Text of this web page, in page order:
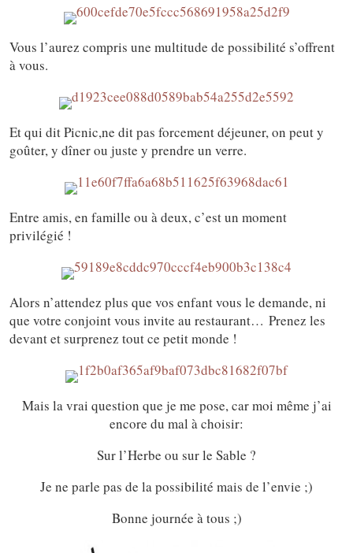
Vous l’aurez compris une multitude de possibilité s’offrent
à vous.
Et qui dit Picnic,ne dit pas forcement déjeuner, on peut y
goûter, y dîner ou juste y prendre un verre.
Entre amis, en famille ou à deux, c’est un moment
privilégié !
Alors n’attendez plus que vos enfant vous le demande, ni
que votre conjoint vous invite au restaurant… Prenez les
devant et surprenez tout ce petit monde !
Mais la vrai question que je me pose, car moi même j’ai
encore du mal à choisir:
Sur l’Herbe ou sur le Sable ?
Je ne parle pas de la possibilité mais de l’envie ;)
Bonne journée à tous ;)